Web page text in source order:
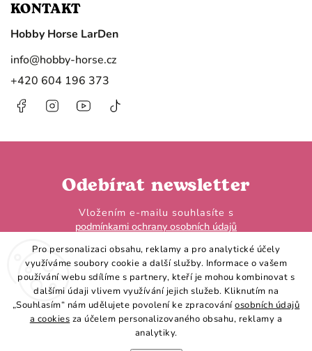
Pro personalizaci obsahu, reklamy a pro analytické účely
využíváme soubory cookie a další služby. Informace o vašem
používání webu sdílíme s partnery, kteří je mohou kombinovat s
dalšími údaji vlivem využívání jejich služeb. Kliknutím na
„Souhlasím“ nám udělujete povolení ke zpracováníosobních údajů
a cookies za účelem personalizovaného obsahu, reklamy a
analytiky.
Odebírat newsletter
Vložením e-mailu souhlasíte s
podmínkami ochrany osobních údajů
Přihlásit se
KONTAKT
Hobby Horse LarDen
info@hobby-horse.cz
+420 604 196 373
FacebookInstagramhttps://www.youtube.com/